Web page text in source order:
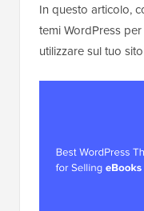
In questo articolo,
temi WordPress
utilizzare sul tuo